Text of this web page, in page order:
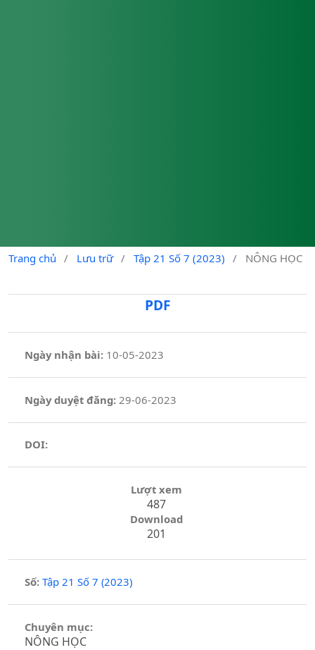
Trang chủ / Lưu trữ / Tập 21 Số 7 (2023) / NÔNG HỌC
PDF
Ngày nhận bài: 10-05-2023
Ngày duyệt đăng:29-06-2023
DOI:
Lượt xem
487
Download
201
Số: Tập 21 Số 7 (2023)
Chuyên mục:
NÔNG HỌC